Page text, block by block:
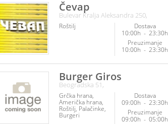
hrana
plodovi mora
Veganska hrana
Vegetarijanska
hrana
Čevap
Bulevar Kralja Aleksandra 250,
Roštilj
Dostava
10:00h - 23:30h
Preuzimanje
10:00h - 23:30h
Burger Giros
Beogradska 51,
Grčka hrana
Američka hrana
Roštilj Palačinke
Burgeri
Dostava
09:00h - 23:30h
Preuzimanje
09:00h - 05:00h